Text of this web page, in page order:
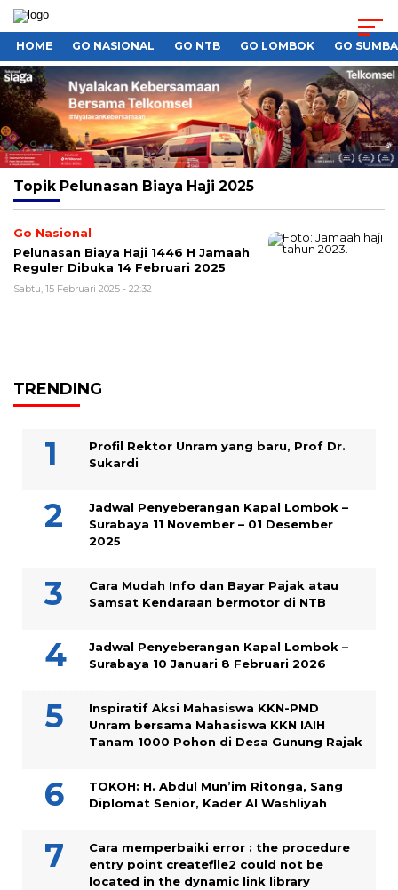
HOME GO NASIONAL GO NTB GO LOMBOK GO
Topik Pelunasan Biaya Haji 2025
Go Nasional
Pelunasan Biaya Haji 1446 H Jamaah
Reguler Dibuka 14 Februari 2025
Sabtu, 15 Februari 2025 - 22:32
TRENDING
Profil Rektor Unram yang baru, Prof Dr.
Sukardi
Jadwal Penyeberangan Kapal Lombok –
Surabaya 11 November – 01 Desember
2025
Cara Mudah Info dan Bayar Pajak atau
Samsat Kendaraan bermotor di NTB
Jadwal Penyeberangan Kapal Lombok –
Surabaya 10 Januari 8 Februari 2026
Inspiratif Aksi Mahasiswa KKN-PMD
Unram bersama Mahasiswa KKN IAIH
Tanam 1000 Pohon di Desa Gunung Rajak
TOKOH: H. Abdul Mun’im Ritonga, Sang
Diplomat Senior, Kader Al Washliyah
Cara memperbaiki error : the procedure
entry point createfile2 could not be
located in the dynamic link library